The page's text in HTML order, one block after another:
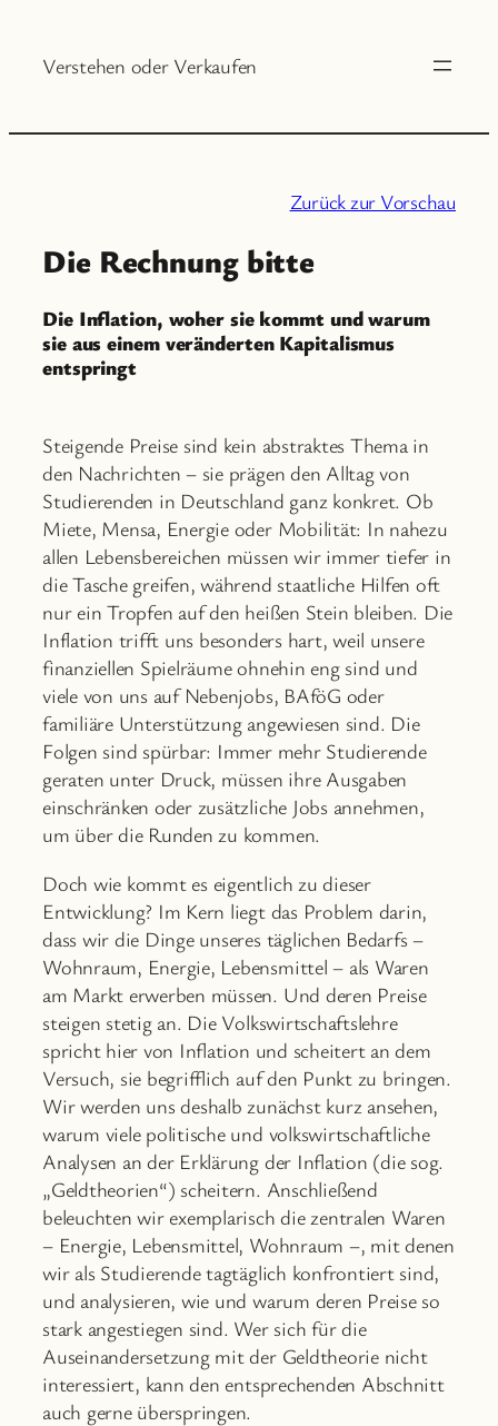
springen
Verstehen oder Verkaufen
Zurück zur Vorschau
Die Rechnung bitte
Die Inflation, woher sie kommt und warum
sie aus einem veränderten Kapitalismus
entspringt
Steigende Preise sind kein abstraktes Thema in
den Nachrichten – sie prägen den Alltag von
Studierenden in Deutschland ganz konkret. Ob
Miete, Mensa, Energie oder Mobilität: In nahezu
allen Lebensbereichen müssen wir immer tiefer in
die Tasche greifen, während staatliche Hilfen oft
nur ein Tropfen auf den heißen Stein bleiben. Die
Inflation trifft uns besonders hart, weil unsere
finanziellen Spielräume ohnehin eng sind und
viele von uns auf Nebenjobs, BAföG oder
familiäre Unterstützung angewiesen sind. Die
Folgen sind spürbar: Immer mehr Studierende
geraten unter Druck, müssen ihre Ausgaben
einschränken oder zusätzliche Jobs annehmen,
um über die Runden zu kommen.
Doch wie kommt es eigentlich zu dieser
Entwicklung? Im Kern liegt das Problem darin,
dass wir die Dinge unseres täglichen Bedarfs –
Wohnraum, Energie, Lebensmittel – als Waren
am Markt erwerben müssen. Und deren Preise
steigen stetig an. Die Volkswirtschaftslehre
spricht hier von Inflation und scheitert an dem
Versuch, sie begrifflich auf den Punkt zu bringen.
Wir werden uns deshalb zunächst kurz ansehen,
warum viele politische und volkswirtschaftliche
Analysen an der Erklärung der Inflation (die sog.
„Geldtheorien“) scheitern. Anschließend
beleuchten wir exemplarisch die zentralen Waren
– Energie, Lebensmittel, Wohnraum –, mit denen
wir als Studierende tagtäglich konfrontiert sind,
und analysieren, wie und warum deren Preise so
stark angestiegen sind. Wer sich für die
Auseinandersetzung mit der Geldtheorie nicht
interessiert, kann den entsprechenden Abschnitt
auch gerne überspringen.